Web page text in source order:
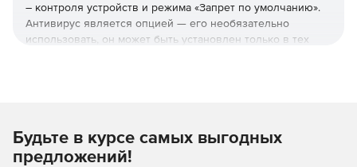
– контроля устройств и режима «Запрет по умолчанию».
Антивирус является опцией — его необязательно
использовать, он может быть установлен только в тех
Embedded Systems Security обеспечивает выполнение
требований PCI DSS (v3.1 параграфы 5.1, 5.1.1, 5.2, 5.3 и 6,2).
Будьте в курсе самых выгодных
предложений!